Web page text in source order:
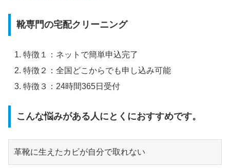
靴専門の宅配クリーニング
特徴１：ネットで簡単申込完了
特徴２：全国どこからでも申し込み可能
特徴３：24時間365日受付
こんな悩みがある人にとくにおすすめです。
革靴に生えたカビが自分で取れない